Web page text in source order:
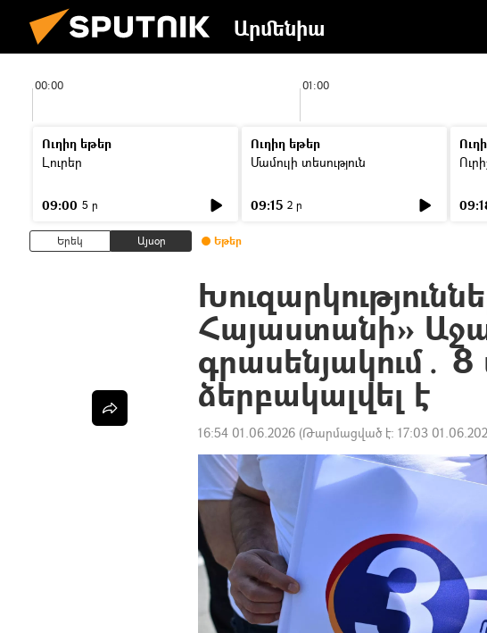
Արմենիա
00:00 01:00
Ուղիղ եթեր
Լուրեր
09:00 5 ր
Ուղիղ եթեր
Մամուլի տեսություն
09:15 2 ր
Երեկ Այսօր Եթեր
Հայաստանի»
գրասենյակում․
ձերբակալվել է
16:54 01.06.2026 (Թարմացված է: 17:03